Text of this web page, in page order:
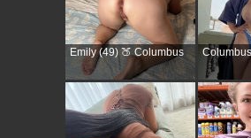
Emily (49) 🍑 Columbus